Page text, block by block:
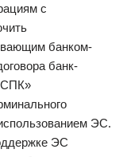
с
банком-
банк-
ЭС.
ЭС